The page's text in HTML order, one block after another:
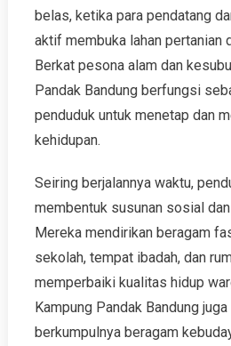
belas, ketika para pendatang
aktif membuka lahan pertanian
Berkat pesona alam dan
Pandak Bandung berfungsi
penduduk untuk menetap dan
kehidupan.
Seiring berjalannya waktu,
membentuk susunan sosial
Mereka mendirikan beragam
sekolah, tempat ibadah, dan
memperbaiki kualitas hidup
Kampung Pandak Bandung
berkumpulnya beragam